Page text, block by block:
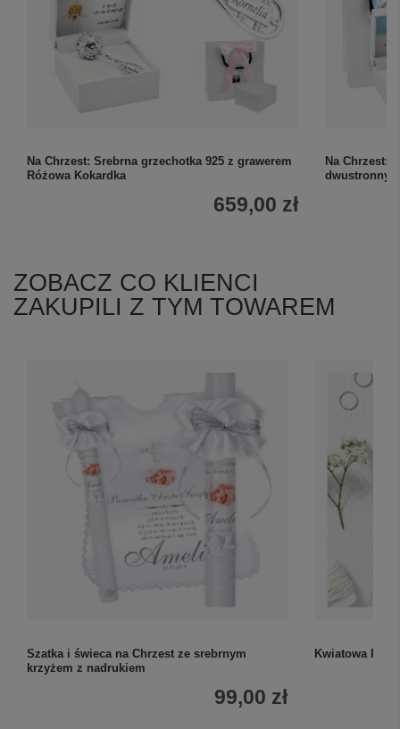
Na Chrzest: Srebrna grzechotka 925 z grawerem
Różowa Kokardka
659,00 zł
Na Chrzest:
dwustronny
ZOBACZ CO KLIENCI
ZAKUPILI Z TYM TOWAREM
Szatka i świeca na Chrzest ze srebrnym
krzyżem z nadrukiem
99,00 zł
Kwiatowa